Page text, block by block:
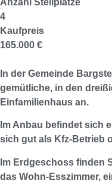
Anzahl Stellplätze
4
Kaufpreis
165.000 €
In der Gemeinde
gemütliche, in den
Einfamilienhaus an.
Im Anbau befindet sich
sich gut als Kfz-Betrieb
Im Erdgeschoss finden
das Wohn-Esszimmer,